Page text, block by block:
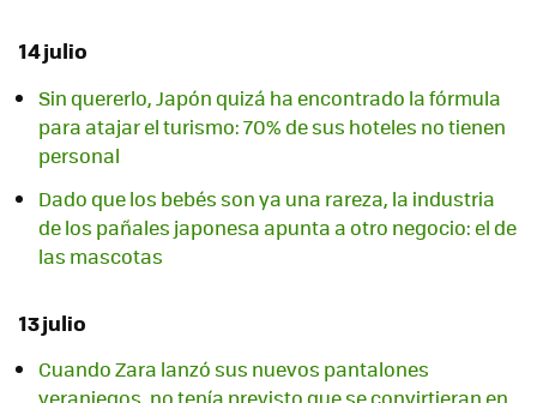
14 julio
Sin quererlo, Japón quizá ha encontrado la fórmula
para atajar el turismo: 70% de sus hoteles no tienen
personal
Dado que los bebés son ya una rareza, la industria
de los pañales japonesa apunta a otro negocio: el de
las mascotas
13 julio
Cuando Zara lanzó sus nuevos pantalones
veraniegos, no tenía previsto que se convirtieran en